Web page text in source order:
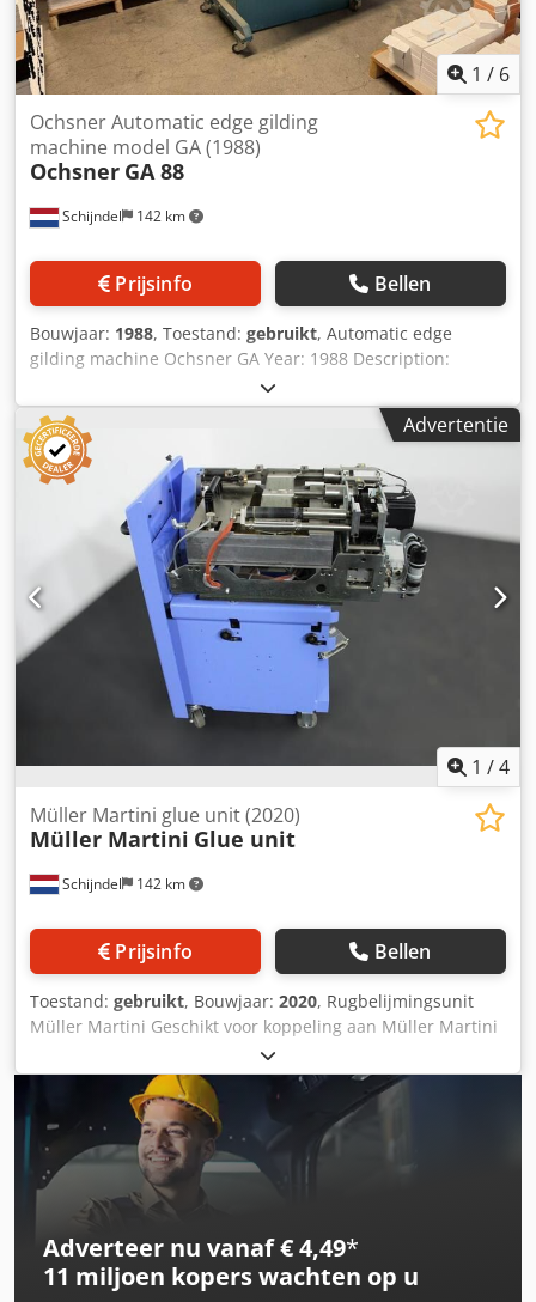
1 / 6
Schijndel 142 km
Ochsner Automatic edge gilding
machine model GA (1988)
Ochsner GA 88
Prijsinfo Bellen
Bouwjaar: 1988, Toestand: gebruikt, Automatic edge
gilding machine Ochsner GA Year: 1988 Description:
Credpszqt Efjfx Am Tsf Grinding stations Regulation of
grindings Brush with exhaust Priming station Gilding
station Electric steering and controlling desk
Advertentie
1 /4
Schijndel 142 km
Müller Martini glue unit (2020)
Müller Martini Glue unit
Prijsinfo Bellen
Toestand: gebruikt, Bouwjaar: 2020, Rugbelijmingsunit
Müller Martini Geschikt voor koppeling aan Müller Martini
Vareo Codpfxsuliq To Am Terf
Adverteer nu vanaf € 4,49*
11 miljoen koperswachten op u